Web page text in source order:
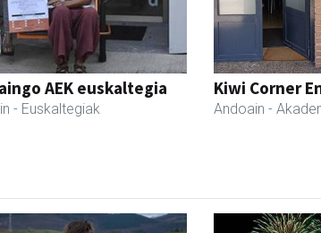
AEK euskaltegia
- Euskaltegiak
Kiwi Corner
Andoain -